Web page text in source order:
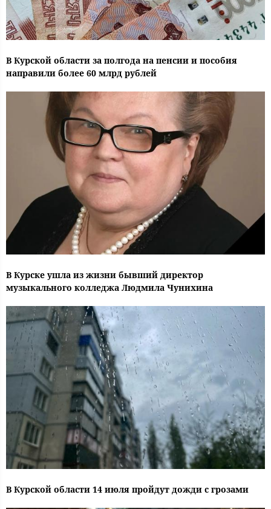
В Курской области за полгода на пенсии и пособия
направили более 60 млрд рублей
В Курске ушла из жизни бывший директор
музыкального колледжа Людмила Чунихина
В Курской области 14 июля пройдут дожди с грозами